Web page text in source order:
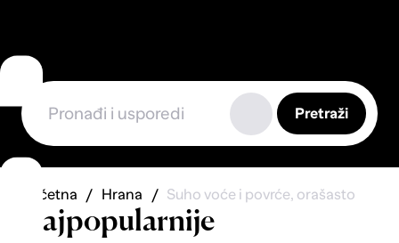
Pretraži
Početna Hrana Suho voće i povrće, orašasto
Najpopularnije